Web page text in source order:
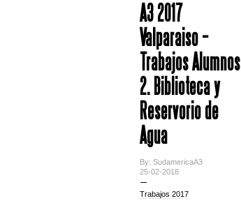
A3 2017
Valparaiso –
Trabajos Alumnos
2. Biblioteca y
Reservorio de
Agua
By: SudamericaA3
25-02-2018
Trabajos 2017